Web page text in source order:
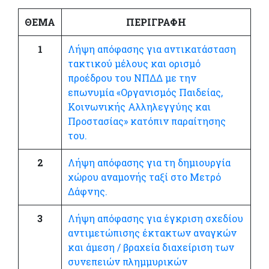
ΘΕΜΑ ΠΕΡΙΓΡΑΦΗ
1
Λήψη απόφασης για αντικατάσταση
τακτικού μέλους και ορισμό
προέδρου του ΝΠΔΔ με την
επωνυμία «Οργανισμός Παιδείας,
Κοινωνικής Αλληλεγγύης και
Προστασίας» κατόπιν παραίτησης
του.
2
Λήψη απόφασης για τη δημιουργία
χώρου αναμονής ταξί στο Μετρό
Δάφνης.
3
Λήψη απόφασης για έγκριση σχεδίου
αντιμετώπισης έκτακτων αναγκών
και άμεση / βραχεία διαχείριση των
συνεπειών πλημμυρικών